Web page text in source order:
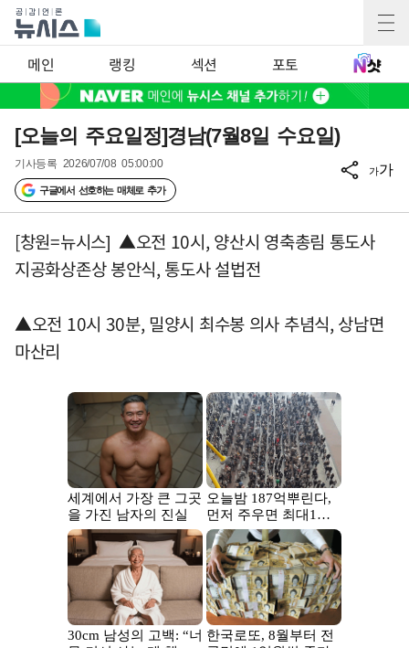
메인 랭킹 섹션 포토
[오늘의 주요일정]경남(7월8일 수요일)
기사등록 2026/07/08 05:00:00
구글에서 선호하는 매체로 추가
가가
[창원=뉴시스] ▲오전 10시, 양산시 영축총림 통도사
지공화상존상 봉안식, 통도사 설법전
▲오전 10시 30분, 밀양시 최수봉 의사 추념식, 상남면
마산리